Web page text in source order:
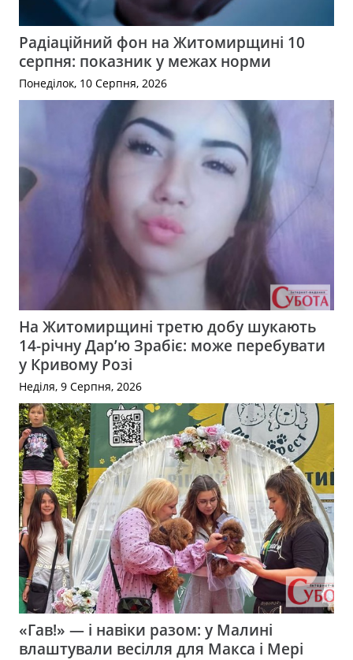
Радіаційний фон на Житомирщині 10
серпня: показник у межах норми
Понеділок, 10 Серпня, 2026
На Житомирщині третю добу шукають
14-річну Дар’ю Зрабіє: може перебувати
у Кривому Розі
Неділя, 9 Серпня, 2026
«Гав!» — і навіки разом: у Малині
влаштували весілля для Макса і Мері